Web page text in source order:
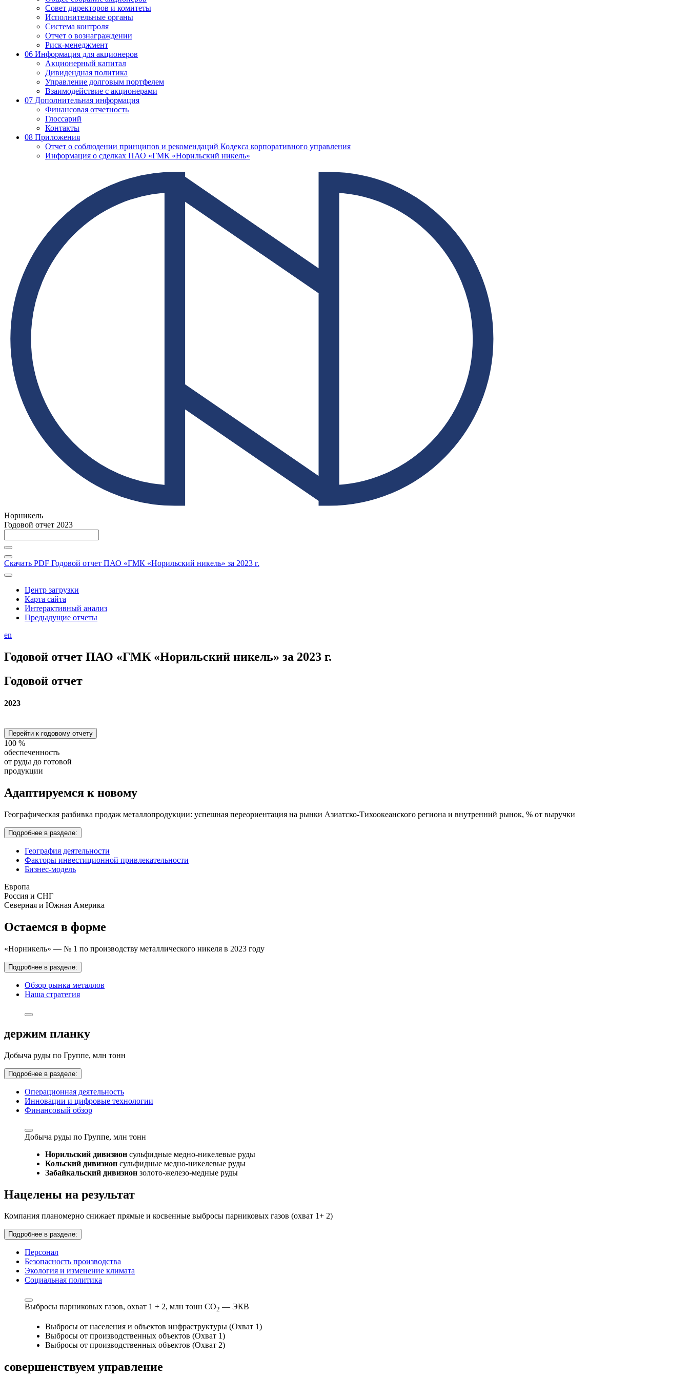
Совет директоров и комитеты
Исполнительные органы
Система контроля
Отчет о вознаграждении
Риск-менеджмент
06 Информация для акционеров
Акционерный капитал
Дивидендная политика
Управление долговым портфелем
Взаимодействие с акционерами
07 Дополнительная информация
Финансовая отчетность
Глоссарий
Контакты
08 Приложения
Отчет о соблюдении принципов и рекомендаций Кодекса корпоративного управления
Информация о сделках ПАО «ГМК «Норильский никель»
Норникель
Годовой отчет 2023
Скачать PDF Годовой отчет ПАО «ГМК «Норильский никель» за 2023 г.
Центр загрузки
Карта сайта
Интерактивный анализ
Предыдущие отчеты
en
Годовой отчет ПАО «ГМК «Норильский никель» за 2023 г.
Годовой отчет
2023
Перейти к годовому отчету
100 %
обеспеченность
от руды до готовой
продукции
Адаптируемся к новому
Географическая разбивка продаж металлопродукции: успешная переориентация на рынки Азиатско-Тихоокеанского региона и внутренний рынок, % от выручки
Подробнее в разделе:
География деятельности
Факторы инвестиционной привлекательности
Бизнес-модель
Европа
Россия и СНГ
Северная и Южная Америка
Остаемся в форме
«Норникель» — № 1 по производству металлического никеля в 2023 году
Подробнее в разделе:
Обзор рынка металлов
Наша стратегия
держим планку
Добыча руды по Группе, млн тонн
Подробнее в разделе:
Операционная деятельность
Инновации и цифровые технологии
Финансовый обзор
Добыча руды по Группе, млн тонн
Норильский дивизион сульфидные медно-никелевые руды
Кольский дивизион сульфидные медно-никелевые руды
Забайкальский дивизион золото-железо-медные руды
Нацелены на результат
Компания планомерно снижает прямые и косвенные выбросы парниковых газов (охват 1+ 2)
Подробнее в разделе:
Персонал
Безопасность производства
Экология и изменение климата
Социальная политика
Выбросы парниковых газов, охват 1 + 2, млн тонн СО2 — ЭКВ
Выбросы от населения и объектов инфраструктуры (Охват 1)
Выбросы от производственных объектов (Охват 1)
Выбросы от производственных объектов (Охват 2)
совершенствуем управление